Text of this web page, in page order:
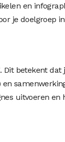
en
je doelgroep in
Dit betekent dat
uitvoeren en